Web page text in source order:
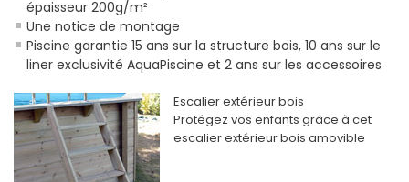
épaisseur 200g/m²
Une notice de montage
Piscine garantie 15 ans sur la structure bois, 10 ans sur le
liner exclusivité AquaPiscine et 2 ans sur les accessoires
Escalier extérieur bois
Protégez vos enfants grâce à cet
escalier extérieur bois amovible